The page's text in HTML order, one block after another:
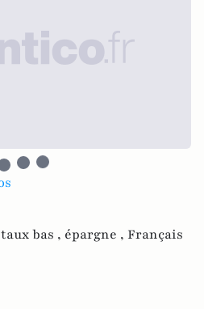
taux bas , épargne , Français